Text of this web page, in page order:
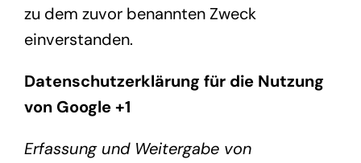
zu dem zuvor benannten Zweck
einverstanden.
Datenschutzerklärung für die Nutzung
von Google +1
Erfassung und Weitergabe von